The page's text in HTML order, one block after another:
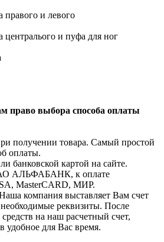
правого и левого
централього и пуфа для ног
право выбора способа оплаты
получении товара. Самый простой
оплаты.
банковской картой на сайте.
АО АЛЬФАБАНК, к оплате
MasterCARD, МИР.
компания выставляет Вам счет
реквизиты. После
на наш расчетный счет,
удобное для Вас время.